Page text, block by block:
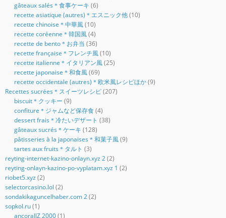
gâteaux salés＊食事ケーキ (6)
recette asiatique (autres)＊エスニック他(10)
recette chinoise＊中華風(10)
recette coréenne＊韓国風(4)
recette de bento＊お弁当 (36)
recette française＊フレンチ風(10)
recette italienne＊イタリアン風(25)
recette japonaise＊和食風(69)
recette occidentale (autres)＊欧米風レシピほか(9)
Recettes sucrées＊スイーツレシピ(207)
biscuit＊クッキー (9)
confiture＊ジャムなど保存食(4)
dessert frais＊冷たいデザート (38)
gâteaux sucrés＊ケーキ (128)
pâtisseries à la japonaises＊和菓子風(9)
tartes aux fruits＊タルト (3)
reyting-internet-kazino-onlayn.xyz 2(2)
reyting-onlayn-kazino-po-vyplatam.xyz 1 (2)
riobet5.xyz (2)
selectorcasino.lol (2)
sondakikaguncelhaber.com 2(2)
sopkol.ru(1)
ancorallZ 2000(1)